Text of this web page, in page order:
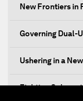
New Frontiers in
Governing Dual-
Ushering in a
Fighting